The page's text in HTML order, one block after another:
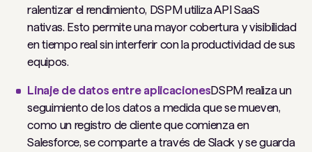
ralentizar el rendimiento, DSPM utiliza API SaaS
nativas. Esto permite una mayor cobertura y visibilidad
en tiempo real sin interferir con la productividad de sus
equipos.
Linaje de datos entre aplicacionesDSPM realiza un
seguimiento de los datos a medida que se mueven,
como un registro de cliente que comienza en
Salesforce, se comparte a través de Slack y se guarda